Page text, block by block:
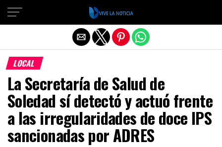
LOCAL
La Secretaría de Salud de
Soledad sí detectó y actuó frente
a las irregularidades de doce IPS
sancionadas por ADRES
Salir de la versión móvil